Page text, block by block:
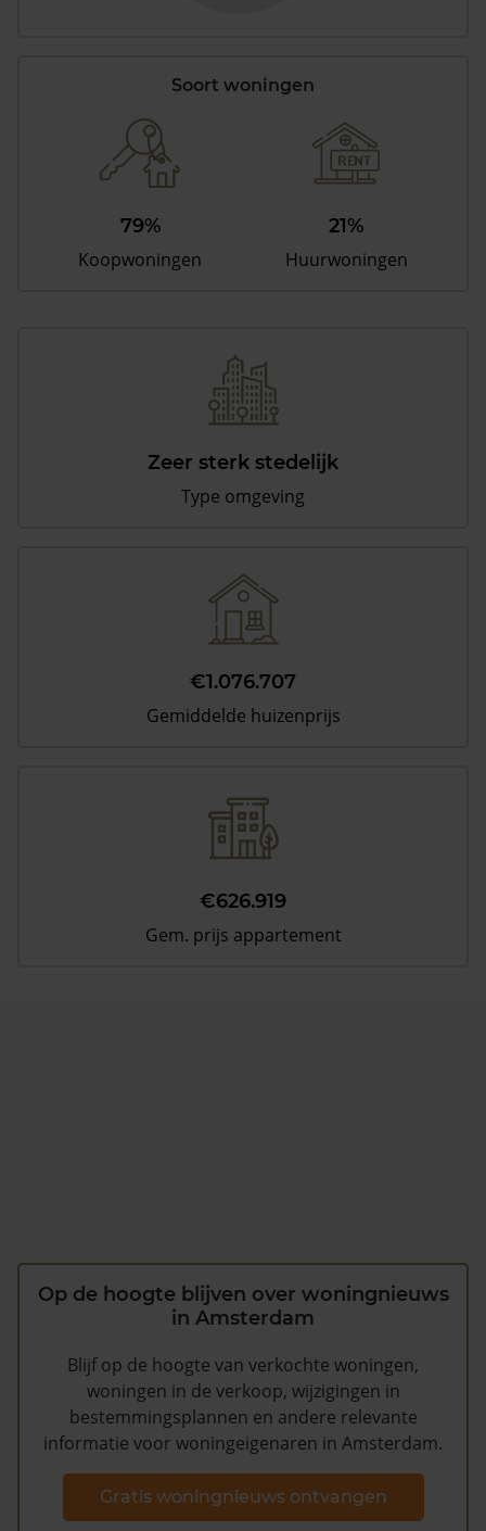
Soort woningen
79%
Koopwoningen
21%
Huurwoningen
Zeer sterk stedelijk
Type omgeving
€1.076.707
Gemiddelde huizenprijs
€626.919
Gem. prijs appartement
Op de hoogte blijven over woningnieuws
in Amsterdam
Blijf op de hoogte van verkochte woningen,
woningen in de verkoop, wijzigingen in
bestemmingsplannen en andere relevante
informatie voor woningeigenaren in Amsterdam.
Gratis woningnieuws ontvangen